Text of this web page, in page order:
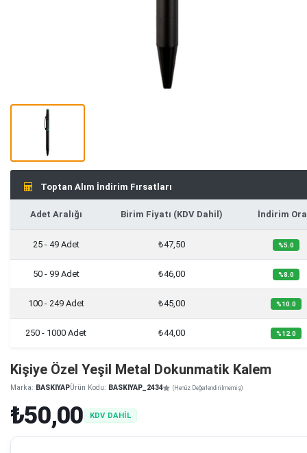
Toptan Alım İndirim Fırsatları
Adet Aralığı Birim Fiyatı (KDV Dahil) İndirim
25 - 49 Adet ₺47,50 %5.0
50 - 99 Adet ₺46,00 %8.0
100 - 249 Adet ₺45,00 %10.0
250 - 1000 Adet ₺44,00 %12.0
Kişiye Özel Yeşil Metal Dokunmatik Kalem
Marka: BASKIYAPÜrün Kodu: BASKIYAP_2434 (Henüz Değerlendirilmemiş)
₺50,00 KDV DAHİL